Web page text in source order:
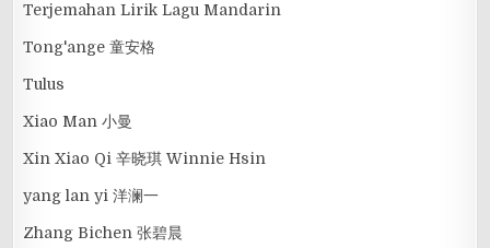
Terjemahan Lirik Lagu Mandarin
Tong'ange 童安格
Tulus
Xiao Man 小曼
Xin Xiao Qi 辛晓琪 Winnie Hsin
yang lan yi 洋澜一
Zhang Bichen 张碧晨